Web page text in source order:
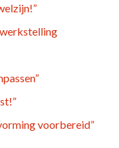
voorbereid”